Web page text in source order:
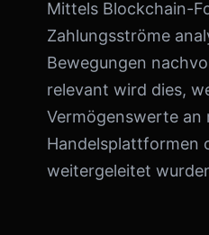
Mittels Blockchain-
Zahlungsströme
Bewegungen
relevant wird dies,
Vermögenswerte an
Handelsplattformen
weitergeleitet